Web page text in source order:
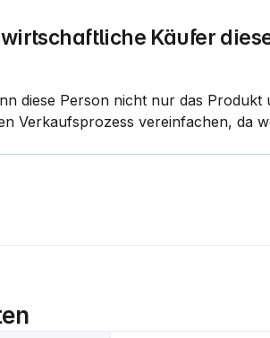
Käufer
diese Person nicht nur das Produkt
Verkaufsprozess vereinfachen, da